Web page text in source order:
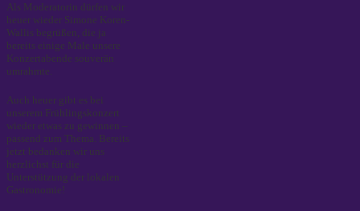
Als Moderatorin dürfen wir
heuer wieder Simone Koren-
Wallis begrüßen, die ja
bereits einige Male unsere
Konzertabende souverän
umrahmte.
Auch heuer gibt es bei
unserem Frühlingskonzert
wieder etwas zu gewinnen –
passend zum Thema. Bereits
jetzt bedanken wir uns
herzlichst für die
Unterstützung der lokalen
Gastronomie!